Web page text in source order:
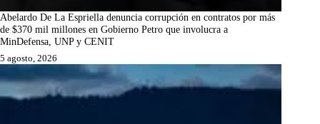
Abelardo De La Espriella denuncia corrupción en contratos por más
de $370 mil millones en Gobierno Petro que involucra a
MinDefensa, UNP y CENIT
5 agosto, 2026